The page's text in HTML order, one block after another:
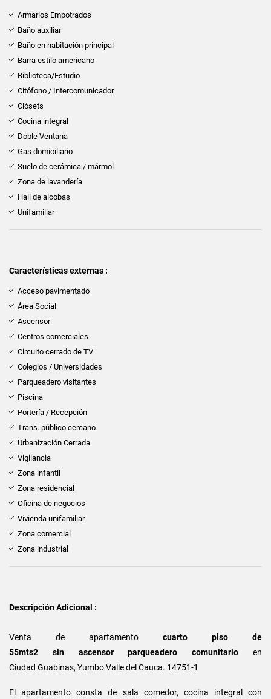
Armarios Empotrados
Baño auxiliar
Baño en habitación principal
Barra estilo americano
Biblioteca/Estudio
Citófono / Intercomunicador
Clósets
Cocina integral
Doble Ventana
Gas domiciliario
Suelo de cerámica / mármol
Zona de lavandería
Hall de alcobas
Unifamiliar
Características externas :
Acceso pavimentado
Área Social
Ascensor
Centros comerciales
Circuito cerrado de TV
Colegios / Universidades
Parqueadero visitantes
Piscina
Portería / Recepción
Trans. público cercano
Urbanización Cerrada
Vigilancia
Zona infantil
Zona residencial
Oficina de negocios
Vivienda unifamiliar
Zona comercial
Zona industrial
Descripción Adicional :
Venta de apartamento cuarto piso de
55mts2 sin ascensor
parqueadero comunitario en
Ciudad Guabinas, Yumbo Valle del Cauca. 14751-1
El apartamento consta de sala comedor, cocina integral con